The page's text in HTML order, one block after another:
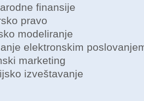
finansije
pravo
modeliranje
elektronskim
marketing
izveštavanje